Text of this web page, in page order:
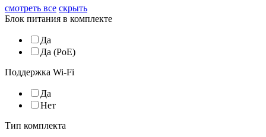
смотреть все скрыть
Блок питания в комплекте
Да
Да (PoE)
Поддержка Wi-Fi
Да
Нет
Тип комплекта